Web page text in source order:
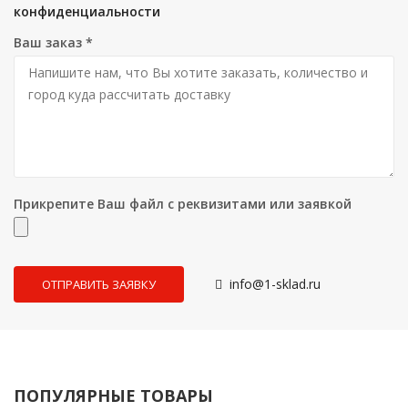
конфиденциальности
Ваш заказ *
Прикрепите Ваш файл с реквизитами или заявкой
info@1-sklad.ru
ПОПУЛЯРНЫЕ ТОВАРЫ